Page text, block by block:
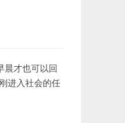
晨才也可以回
进入社会的任